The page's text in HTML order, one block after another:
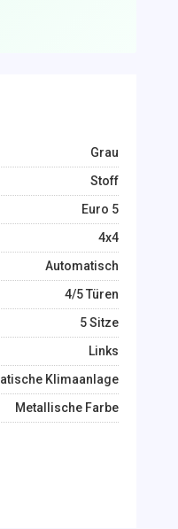
Grau
Stoff
Euro 5
4x4
Automatisch
4/5 Türen
5 Sitze
Links
Klimaanlage
Metallische Farbe